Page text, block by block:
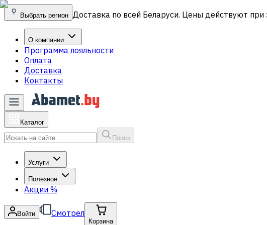
Выбрать регион Доставка по всей Беларуси. Цены действуют
О компании
Программа лояльности
Оплата
Доставка
Контакты
Каталог
Поиск
Услуги
Полезное
Акции %
Войти Смотрел
Корзина